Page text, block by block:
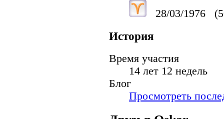
28/03/1976
История
Время участия
14 лет 12 недель
Блог
Просмотреть